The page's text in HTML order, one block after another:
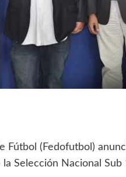
Fútbol (Fedofutbol)
Selección Nacional Sub